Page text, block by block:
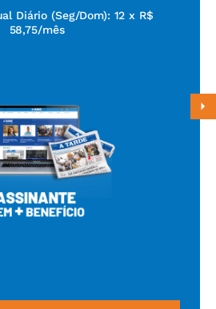
Diário (Seg/Dom): 12 x R$
58,75/mês